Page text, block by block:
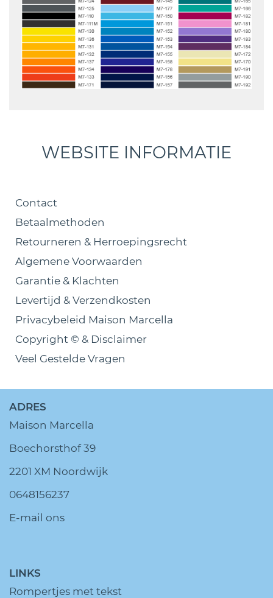
WEBSITE INFORMATIE
Contact
Betaalmethoden
Retourneren & Herroepingsrecht
Algemene Voorwaarden
Garantie & Klachten
Levertijd & Verzendkosten
Privacybeleid Maison Marcella
Copyright © & Disclaimer
Veel Gestelde Vragen
ADRES
Maison Marcella
Boechorsthof 39
2201 XM Noordwijk
0648156237
E-mail ons
LINKS
Rompertjes met tekst